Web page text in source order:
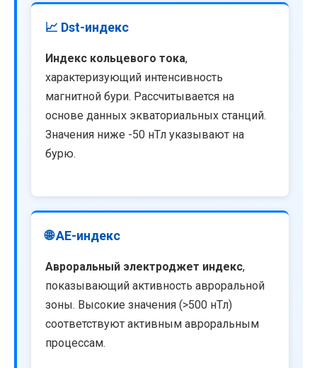
📈 Dst-индекс
Индекс кольцевого тока,
характеризующий интенсивность
магнитной бури. Рассчитывается на
основе данных экваториальных станций.
Значения ниже -50 нТл указывают на
бурю.
🌐 AE-индекс
Авроральный электроджет индекс,
показывающий активность авроральной
зоны. Высокие значения (>500 нТл)
соответствуют активным авроральным
процессам.